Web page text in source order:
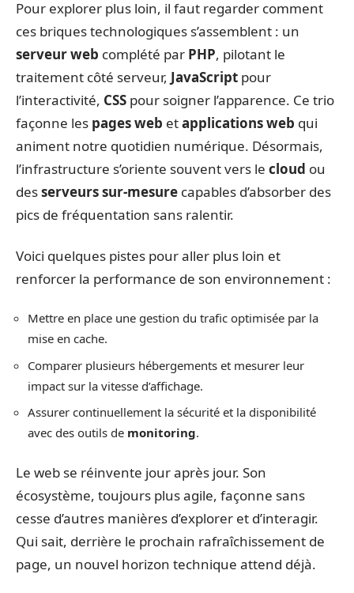
Pour explorer plus loin, il faut regarder comment
ces briques technologiques s’assemblent : un
serveur web complété par PHP, pilotant le
traitement côté serveur, JavaScript pour
l’interactivité, CSS pour soigner l’apparence. Ce trio
façonne les pages web etapplications web qui
animent notre quotidien numérique. Désormais,
l’infrastructure s’oriente souvent vers le cloud ou
desserveurs sur-mesure capables d’absorber des
pics de fréquentation sans ralentir.
Voici quelques pistes pour aller plus loin et
renforcer la performance de son environnement :
Mettre en place une gestion du trafic optimisée par la
mise en cache.
Comparer plusieurs hébergements et mesurer leur
impact sur la vitesse d’affichage.
Assurer continuellement la sécurité et la disponibilité
avec des outils de monitoring.
Le web se réinvente jour après jour. Son
écosystème, toujours plus agile, façonne sans
cesse d’autres manières d’explorer et d’interagir.
Qui sait, derrière le prochain rafraîchissement de
page, un nouvel horizon technique attend déjà.